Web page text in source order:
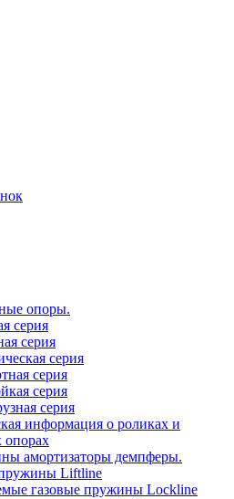
опоры.
серия
серия
серия
серия
серия
серия
информация о роликах и
опорах
амортизаторы демпферы.
Liftline
газовые пружины Lockline